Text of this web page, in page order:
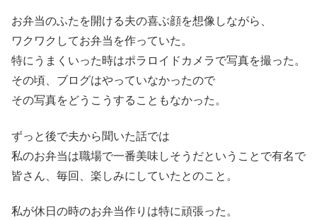
お弁当のふたを開ける夫の喜ぶ顔を想像しながら、
ワクワクしてお弁当を作っていた。
特にうまくいった時はポラロイドカメラで写真を撮った。
その頃、ブログはやっていなかったので
その写真をどうこうすることもなかった。
ずっと後で夫から聞いた話では
私のお弁当は職場で一番美味しそうだということで有名で
皆さん、毎回、楽しみにしていたとのこと。
私が休日の時のお弁当作りは特に頑張った。